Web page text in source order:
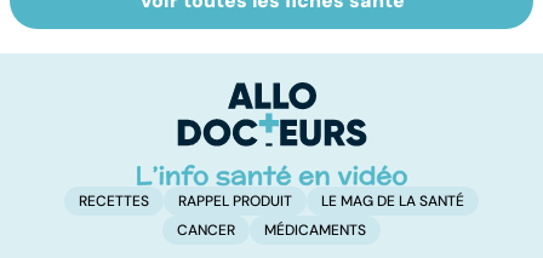
HPV : tout savoir
sur les
Tout savoir sur le
cerveau
RECETTES RAPPEL PRODUIT
LE MAG DE LA SANTÉ
CANCER
MÉDICAMENTS